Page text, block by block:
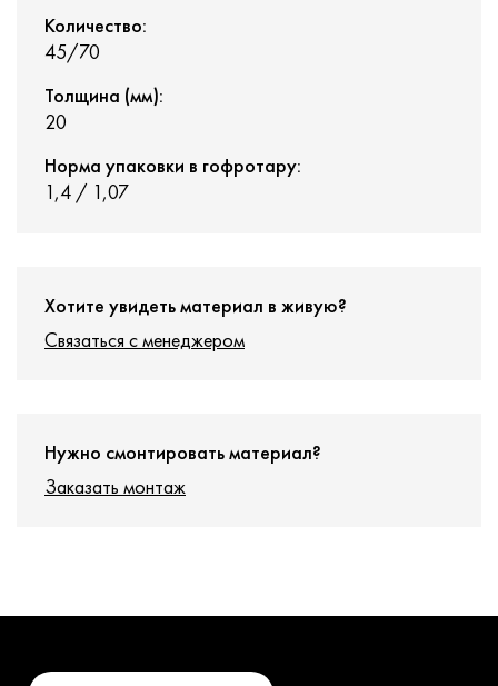
Количество:
45/70
Толщина (мм):
20
Норма упаковки в гофротару:
1,4 / 1,07
Хотите увидеть материал в живую?
Связаться с менеджером
Нужно смонтировать материал?
Заказать монтаж